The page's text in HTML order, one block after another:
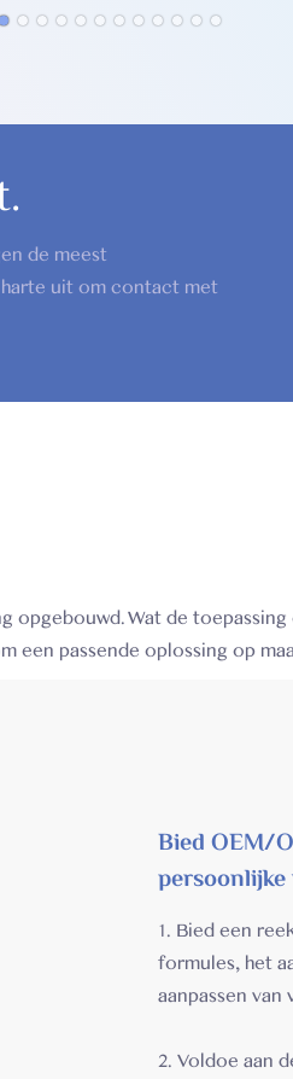
de meest
uit om contact met
opgebouwd. Wat de toepassing
een ​​passende oplossing op
Bied OEM/
1. Bied een
formules, het
aanpassen van
2. Voldoe aan